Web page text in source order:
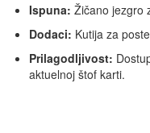
Ispuna: Žičano jezgro
Dodaci: Kutija za
Prilagodljivost:
aktuelnoj štof karti.